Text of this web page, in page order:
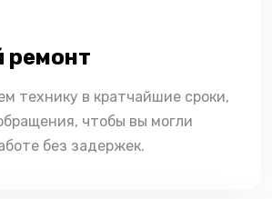
ремонт
технику в кратчайшие сроки,
чтобы вы могли
без задержек.